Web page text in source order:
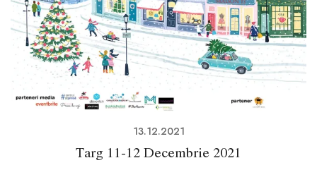
13.12.2021
Targ 11-12 Decembrie 2021